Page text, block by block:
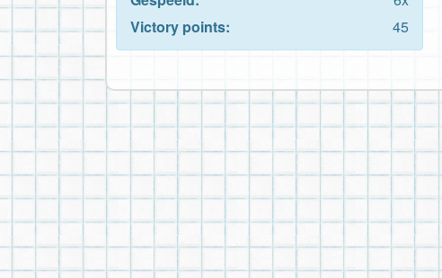
Victory points:
45